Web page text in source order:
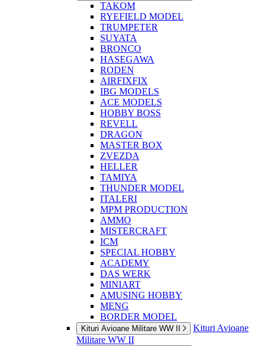
TAKOM
RYEFIELD MODEL
TRUMPETER
SUYATA
BRONCO
HASEGAWA
RODEN
AIRFIXFIX
IBG MODELS
ACE MODELS
HOBBY BOSS
REVELL
DRAGON
MASTER BOX
ZVEZDA
HELLER
TAMIYA
THUNDER MODEL
ITALERI
MPM PRODUCTION
AMMO
MISTERCRAFT
ICM
SPECIAL HOBBY
ACADEMY
DAS WERK
MINIART
AMUSING HOBBY
MENG
BORDER MODEL
Kituri Avioane Militare WW II
Kituri Avioane
Militare WW II